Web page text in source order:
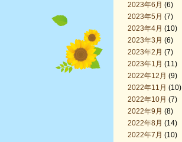
2023年6月 (6)
2023年5月 (7)
2023年4月 (10)
2023年3月 (6)
2023年2月 (7)
2023年1月 (11)
2022年12月 (9)
2022年11月 (10)
2022年10月 (7)
2022年9月 (8)
2022年8月 (14)
2022年7月 (10)